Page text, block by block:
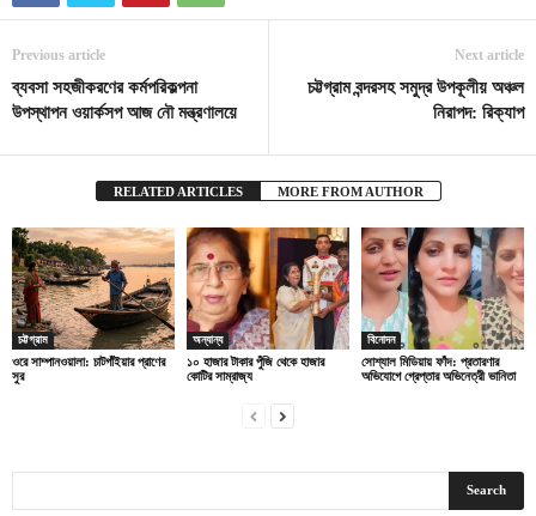
Previous article
ব্যবসা সহজীকরণের কর্মপরিকল্পনা
উপস্থাপন ওয়ার্কসপ আজ নৌ মন্ত্রণালয়ে
Next article
চট্টগ্রাম বন্দরসহ সমুদ্র উপকূলীয় অঞ্চল
নিরাপদ: রিক্যাপ
RELATED ARTICLES MORE FROM AUTHOR
চট্টগ্রাম
ওরে সাম্পানওয়ালা: চাটগাঁইয়ার প্রাণের
সুর
অন্যান্য
১০ হাজার টাকার পুঁজি থেকে হাজার
কোটির সাম্রাজ্য
বিনোদন
সোশ্যাল মিডিয়ায় ফাঁদ: প্রতারণার
অভিযোগে গ্রেপ্তার অভিনেত্রী ভানিতা